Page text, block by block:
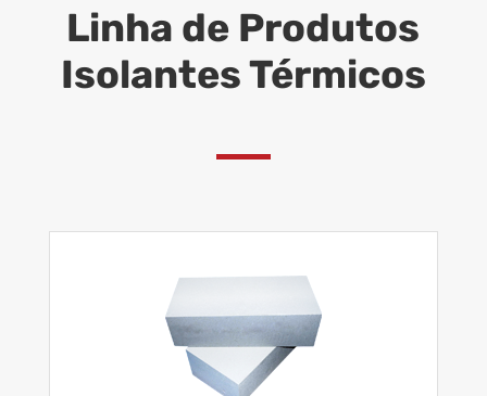
Linha de Produtos
Isolantes Térmicos